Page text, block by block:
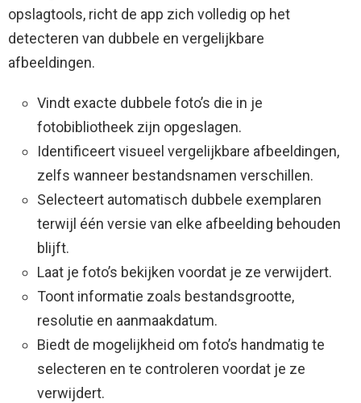
opslagtools, richt de app zich volledig op het
detecteren van dubbele en vergelijkbare
afbeeldingen.
Vindt exacte dubbele foto’s die in je
fotobibliotheek zijn opgeslagen.
Identificeert visueel vergelijkbare afbeeldingen,
zelfs wanneer bestandsnamen verschillen.
Selecteert automatisch dubbele exemplaren
terwijl één versie van elke afbeelding behouden
blijft.
Laat je foto’s bekijken voordat je ze verwijdert.
Toont informatie zoals bestandsgrootte,
resolutie en aanmaakdatum.
Biedt de mogelijkheid om foto’s handmatig te
selecteren en te controleren voordat je ze
verwijdert.